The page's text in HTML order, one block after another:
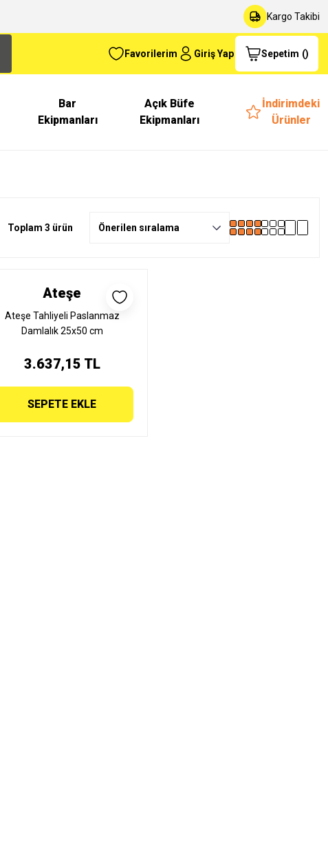
Kargo Takibi
Favorilerim Giriş Yap Sepetim ()
Bar
Ekipmanları
Açık Büfe
Ekipmanları
İndirimdeki
Ürünler
Toplam 3 ürün
Ateşe
Ateşe Tahliyeli Paslanmaz
Damlalık 25x50 cm
3.637,15 TL
SEPETE EKLE